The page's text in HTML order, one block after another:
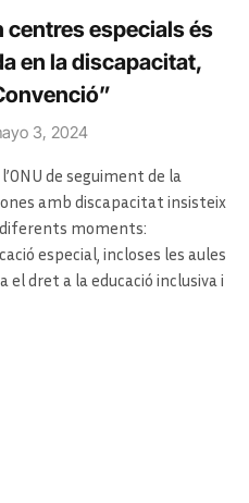
centres especials és
en la discapacitat,
3, 2024
de seguiment de la
amb discapacitat insisteix
diferents moments:
especial, incloses les aules
dret a la educació inclusiva i